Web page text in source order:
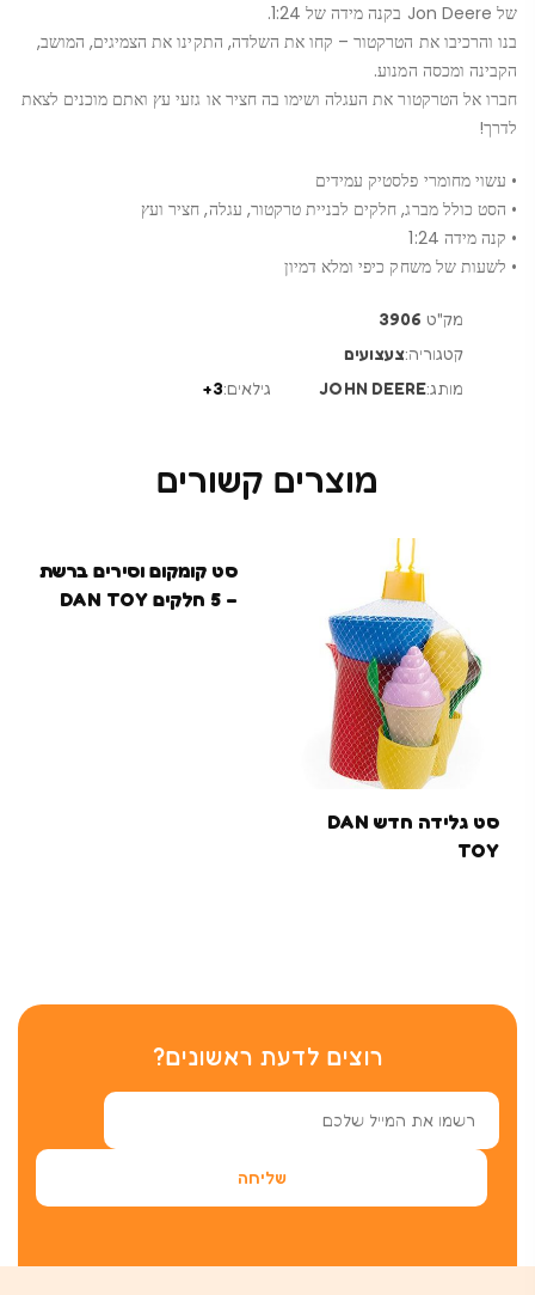
של Jon Deere בקנה מידה של 1:24.
בנו והרכיבו את הטרקטור – קחו את השלדה, התקינו את הצמיגים, המושב,
הקבינה ומכסה המנוע.
חברו אל הטרקטור את העגלה ושימו בה חציר או גזעי עץ ואתם מוכנים לצאת
לדרך!
• עשוי מחומרי פלסטיק עמידים
• הסט כולל מברג, חלקים לבניית טרקטור, עגלה, חציר ועץ
• קנה מידה 1:24
• לשעות של משחק כיפי ומלא דמיון
מק"ט 3906
קטגוריה:צעצועים
מותג:JOHN DEERE גילאים:3+
מוצרים קשורים
סט גלידה חדש DAN
TOY
סט קומקום וסירים ברשת
– 5 חלקים DAN TOY
רוצים לדעת ראשונים?